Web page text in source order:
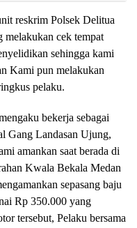
reskrim Polsek Delitua
melakukan cek tempat
sehingga kami
Kami pun melakukan
pelaku.
bekerja sebagai
Gang Landasan Ujung,
amankan saat berada di
Kwala Bekala Medan
sepasang baju
Rp 350.000 yang
tersebut, Pelaku bersama